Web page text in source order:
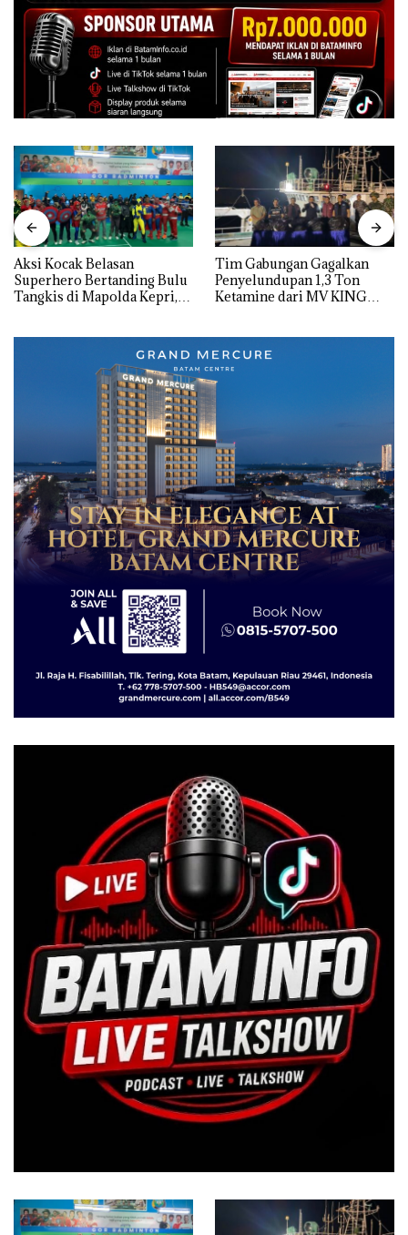
Aksi Kocak Belasan
Superhero Bertanding Bulu
Tangkis di Mapolda Kepri,
Tim Gabungan Gagalkan
Penyelundupan 1,3 Ton
Ketamine dari MV KING